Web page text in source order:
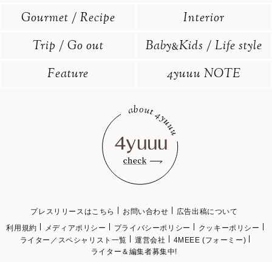
Gourmet / Recipe
Interior
Trip / Go out
Baby&Kids / Life style
Feature
4yuuu NOTE
プレスリリースはこちら お問い合わせ
広告出稿について
利用規約
メディアポリシー プライバシーポリシー
クッキーポリシー
ライター／スペシャリスト一覧
運営会社
4MEEE (フォーミー)
ライター＆編集者募集中!